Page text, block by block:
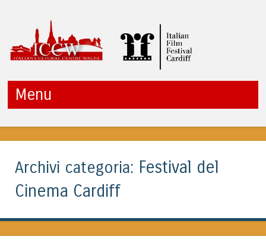
ITALIAN CULTURAL
CENTRE WALES
Menu
Archivi categoria: Festival del
Cinema Cardiff